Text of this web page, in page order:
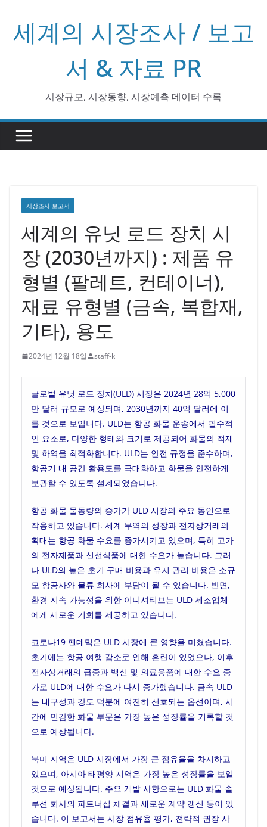
기
세계의 시장조사 / 보고
서 & 자료 PR
시장규모, 시장동향, 시장예측 데이터 수록
시장조사 보고서
세계의 유닛 로드 장치 시
장 (2030년까지) : 제품 유
형별 (팔레트, 컨테이너),
재료 유형별 (금속, 복합재,
기타), 용도
2024년 12월 18일 staff-k
글로벌 유닛 로드 장치(ULD) 시장은 2024년 28억 5,000
만 달러 규모로 예상되며, 2030년까지 40억 달러에 이
를 것으로 보입니다. ULD는 항공 화물 운송에서 필수적
인 요소로, 다양한 형태와 크기로 제공되어 화물의 적재
및 하역을 최적화합니다. ULD는 안전 규정을 준수하며,
항공기 내 공간 활용도를 극대화하고 화물을 안전하게
보관할 수 있도록 설계되었습니다.
항공 화물 물동량의 증가가 ULD 시장의 주요 동인으로
작용하고 있습니다. 세계 무역의 성장과 전자상거래의
확대는 항공 화물 수요를 증가시키고 있으며, 특히 고가
의 전자제품과 신선식품에 대한 수요가 높습니다. 그러
나 ULD의 높은 초기 구매 비용과 유지 관리 비용은 소규
모 항공사와 물류 회사에 부담이 될 수 있습니다. 반면,
환경 지속 가능성을 위한 이니셔티브는 ULD 제조업체
에게 새로운 기회를 제공하고 있습니다.
코로나19 팬데믹은 ULD 시장에 큰 영향을 미쳤습니다.
초기에는 항공 여행 감소로 인해 혼란이 있었으나, 이후
전자상거래의 급증과 백신 및 의료용품에 대한 수요 증
가로 ULD에 대한 수요가 다시 증가했습니다. 금속 ULD
는 내구성과 강도 덕분에 여전히 선호되는 옵션이며, 시
간에 민감한 화물 부문은 가장 높은 성장률을 기록할 것
으로 예상됩니다.
북미 지역은 ULD 시장에서 가장 큰 점유율을 차지하고
있으며, 아시아 태평양 지역은 가장 높은 성장률을 보일
것으로 예상됩니다. 주요 개발 사항으로는 ULD 화물 솔
루션 회사의 파트너십 체결과 새로운 계약 갱신 등이 있
습니다. 이 보고서는 시장 점유율 평가, 전략적 권장 사